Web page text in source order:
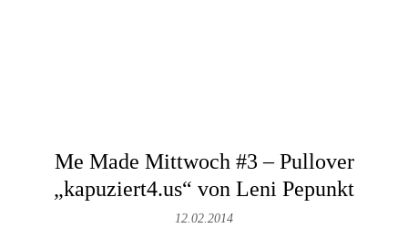
Me Made Mittwoch #3 – Pullover
„kapuziert4.us“ von Leni Pepunkt
12.02.2014